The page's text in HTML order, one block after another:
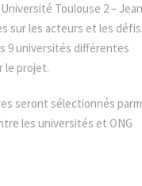
Toulouse 2 – Jean
sur les acteurs et les
9 universités différentes
le projet.
seront sélectionnés
les universités et ONG